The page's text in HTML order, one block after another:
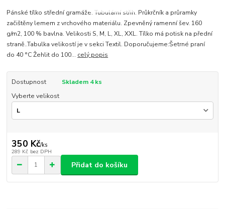
Pánské tílko střední gramáže. Tubulární střih. Průkrčník a průramky
začištěny lemem z vrchového materiálu. Zpevněný ramenní šev. 160
g/m2, 100 % bavlna. Velikosti S, M, L, XL, XXL. Tílko má potisk na přední
straně..Tabulka velikostí je v sekci Textil. Doporučujeme:Šetrné praní
do 40 °C Žehlit do 100... celý popis
Dostupnost
Skladem 4 ks
Vyberte velikost
350 Kč/ks
289 Kč bez DPH
Přidat do košíku